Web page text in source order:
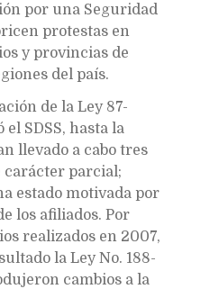
por una Seguridad
protestas en
y provincias de
del país.
de la Ley 87-
el SDSS, hasta la
llevado a cabo tres
carácter parcial;
estado motivada por
los afiliados. Por
realizados en 2007,
la Ley No. 188-
cambios a la